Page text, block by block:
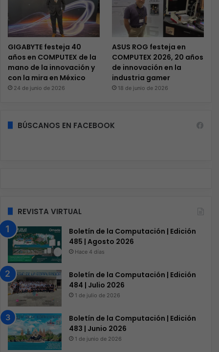
GIGABYTE festeja 40
años en COMPUTEX de la
mano de la innovación y
con la mira en México
24 de junio de 2026
ASUS ROG festeja en
COMPUTEX 2026, 20 años
de innovación en la
industria gamer
18 de junio de 2026
BÚSCANOS EN FACEBOOK
REVISTA VIRTUAL
Boletín de la Computación | Edición
485 | Agosto 2026
Hace 4 días
Boletín de la Computación | Edición
484 | Julio 2026
1 de julio de 2026
Boletín de la Computación | Edición
483 | Junio 2026
1 de junio de 2026